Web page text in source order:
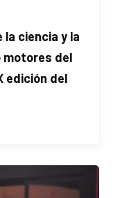
ciencia y la
motores del
edición del